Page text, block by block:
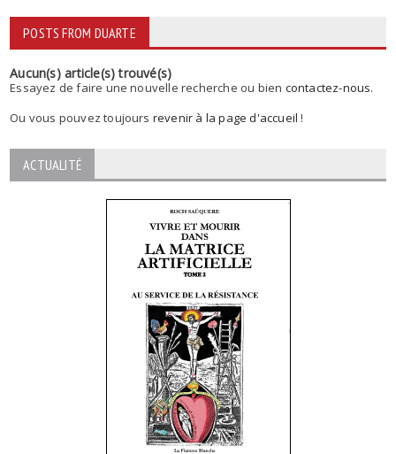
POSTS FROM DUARTE
Aucun(s) article(s) trouvé(s)
Essayez de faire une nouvelle recherche ou bien contactez-nous.
Ou vous pouvez toujours revenir à la page d'accueil !
ACTUALITÉ